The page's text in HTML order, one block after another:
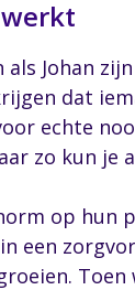
Johan
dat
echte
zo kun
op
een